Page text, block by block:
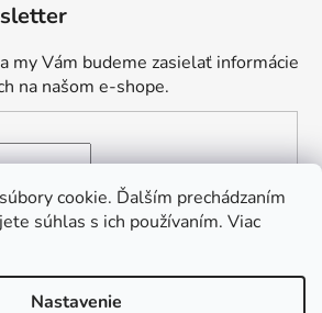
cookie. Ďalším prechádzaním
súhlas s ich používaním. Viac
Nastavenie
my Vám budeme zasielať informácie
na našom e-shope.
súhlasíte s
podmienkami ochrany
môžem pomôcť?“